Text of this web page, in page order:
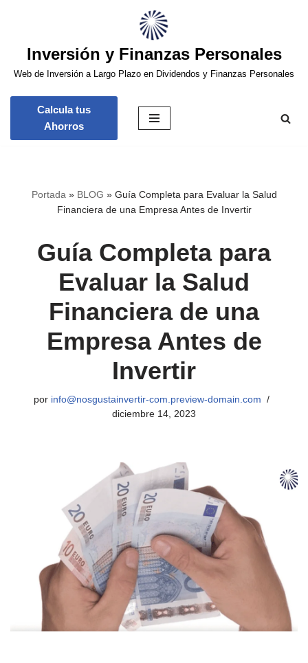
contenido
Inversión y Finanzas Personales
Web de Inversión a Largo Plazo en Dividendos y Finanzas Personales
Calcula tus
Ahorros
Portada » BLOG » Guía Completa para Evaluar la Salud
Financiera de una Empresa Antes de Invertir
Guía Completa para
Evaluar la Salud
Financiera de una
Empresa Antes de
Invertir
por info@nosgustainvertir-com.preview-domain.com
diciembre 14, 2023